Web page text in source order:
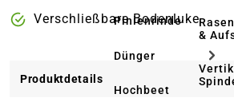
Pinienrinde
Dünger
Hochbeet
&
Verschließbare Bodenluke
Produktdetails